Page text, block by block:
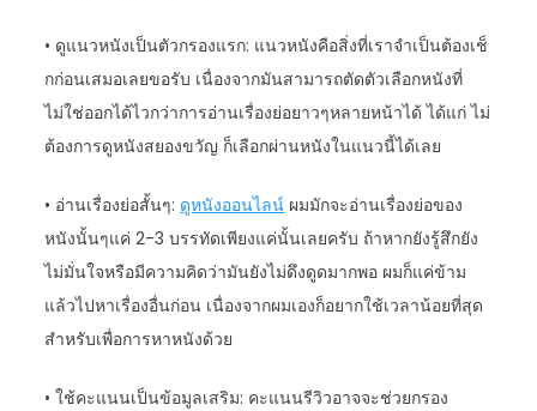
• ดูแนวหนังเป็นตัวกรองแรก: แนวหนังคือสิ่งที่เราจำเป็นต้องเช็
กก่อนเสมอเลยขอรับ เนื่องจากมันสามารถตัดตัวเลือกหนังที่
ไม่ใช่ออกได้ไวกว่าการอ่านเรื่องย่อยาวๆหลายหน้าได้ ได้แก่ ไม่
ต้องการดูหนังสยองขวัญ ก็เลือกผ่านหนังในแนวนี้ได้เลย
• อ่านเรื่องย่อสั้นๆ: ดูหนังออนไลน์ ผมมักจะอ่านเรื่องย่อของ
หนังนั้นๆแค่ 2-3 บรรทัดเพียงแค่นั้นเลยครับ ถ้าหากยังรู้สึกยัง
ไม่มั่นใจหรือมีความคิดว่ามันยังไม่ดึงดูดมากพอ ผมก็แค่ข้าม
แล้วไปหาเรื่องอื่นก่อน เนื่องจากผมเองก็อยากใช้เวลาน้อยที่สุด
สำหรับเพื่อการหาหนังด้วย
• ใช้คะแนนเป็นข้อมูลเสริม: คะแนนรีวิวอาจจะช่วยกรอง